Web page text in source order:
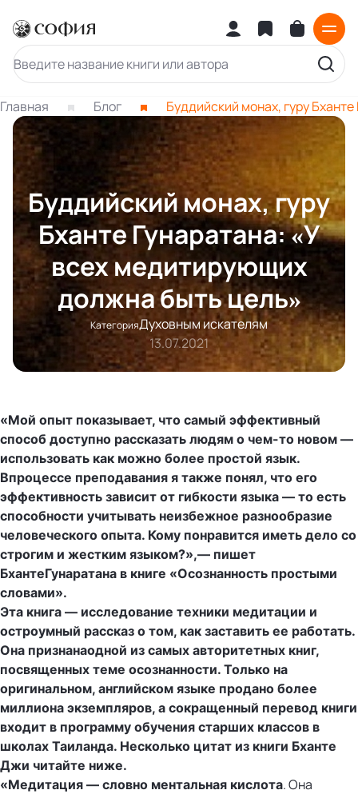
Главная Блог Буддийский монах, гуру
Буддийский монах, гуру
Бханте Гунаратана: «У
всех медитирующих
должна быть цель»
КатегорияДуховным искателям
13.07.2021
«Мой опыт показывает, что самый эффективный
способ доступно рассказать людям о чем-то новом —
использовать как можно более простой язык.
Впроцессе преподавания я также понял, что его
эффективность зависит от гибкости языка — то есть
способности учитывать неизбежное разнообразие
человеческого опыта. Кому понравится иметь дело со
строгим и жестким языком?»,— пишет
БхантеГунаратана в книге «Осознанность простыми
словами».
Эта книга — исследование техники медитации и
остроумный рассказ о том, как заставить ее работать.
Она признанаодной из самых авторитетных книг,
посвященных теме осознанности. Только на
оригинальном, английском языке продано более
миллиона экземпляров, а сокращенный перевод книги
входит в программу обучения старших классов в
школах Таиланда. Несколько цитат из книги Бханте
Джи читайте ниже.
«Медитация — словно ментальная кислота. Она